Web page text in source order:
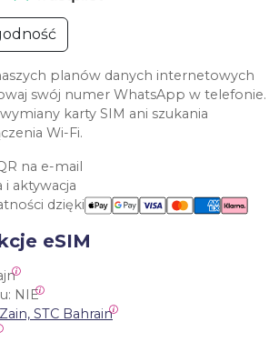
planów danych internetowych
swój numer WhatsApp w telefonie.
karty SIM ani szukania
Wi-Fi.
na e-mail
i aktywacja
dzięki
eSIM
NIE
Zain, STC Bahrain